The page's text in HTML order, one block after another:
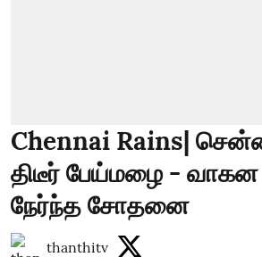
Chennai Rains|
திடீர் பேய்மழை - வாகன
நேர்ந்த சோதனை
thanthitv